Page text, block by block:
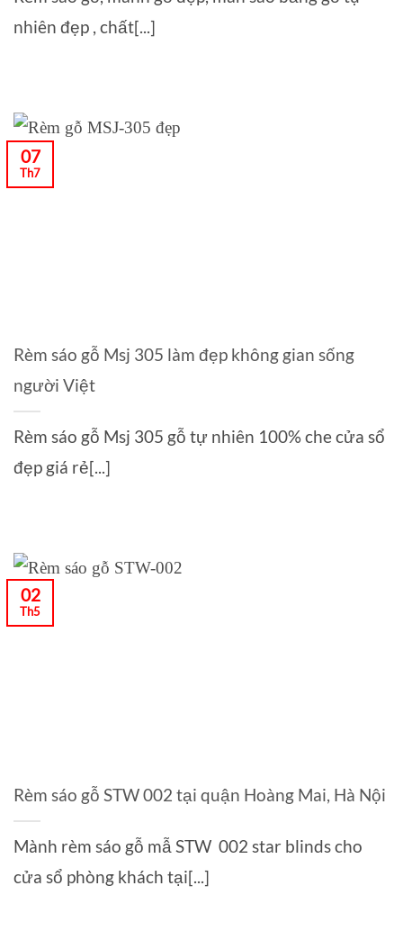
nhiên đẹp , chất[...]
Rèm sáo gỗ Msj 305 làm đẹp không gian sống
người Việt
Rèm sáo gỗ Msj 305 gỗ tự nhiên 100% che cửa sổ
đẹp giá rẻ[...]
07
Th7
Rèm sáo gỗ STW 002 tại quận Hoàng Mai, Hà Nội
Mành rèm sáo gỗ mẫ STW 002 star blinds cho
cửa sổ phòng khách tại[...]
02
Th5